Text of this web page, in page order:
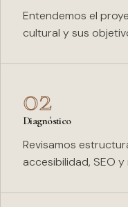
Entendemos el
cultural y sus
02
Diagnóstico
Revisamos
accesibilidad, SEO